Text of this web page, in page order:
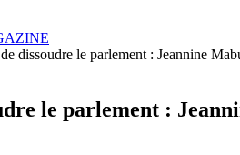
dissoudre le parlement : Jeannine
le parlement :